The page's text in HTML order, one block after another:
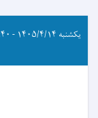
یکشنبه ۱۴۰۵/۴/۱۴ - ۹:۴۰